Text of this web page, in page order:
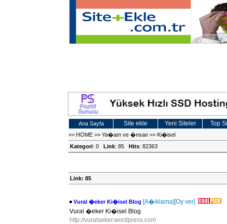
Ana Sayfa Site ekle Yeni Siteler Top
>> HOME >> Ya�am ve �nsan >> Ki�isel
Kategori: 0 Link: 85 Hits: 82363
Link: 85
Vural �eker Ki�isel Blog [A�iklama][Oy ver]
Vural �eker Ki�isel Blog
http://vuralseker.wordpress.com